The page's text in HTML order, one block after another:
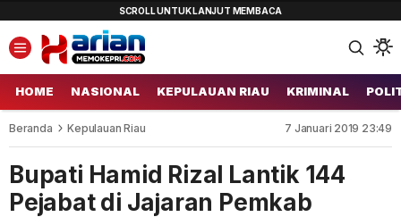
HOME NASIONAL KEPULAUAN RIAU KRIMINAL
Beranda Kepulauan Riau 7 Januari 2019 23:49
Bupati Hamid Rizal Lantik 144
Pejabat di Jajaran Pemkab